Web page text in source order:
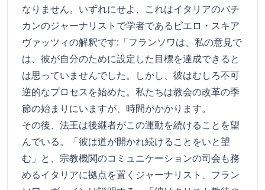
なりません。いずれにせよ、これはイタリアのバチ
カンのジャーナリストで学者であるピエロ・スキア
ヴァッツィの解釈です:「フランソワは、私の意見で
は、彼が自分のために設定した目標を達成できると
は思っていませんでした。しかし、彼はむしろ不可
逆的なプロセスを始めた。私たちは教会の改革の季
節の始まりにいますが、時間がかかります。
その後、法王は後継者がこの運動を続けることを望
んでいる。「彼は道が開かれ続けることをいと望
む」と、宗教機関のコミュニケーションの司会も務
めるイタリアに拠点を置くジャーナリスト、フラン